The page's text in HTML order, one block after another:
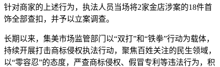
针对商家的上述行为，执法人员当场将2家金店涉案的18件首
饰全部查扣，并予以立案调查。
长期以来，集美市场监管部门以“双打”和“铁拳”行动为载体，
持续开展打击商标侵权执法行动，聚焦百姓关注的民生领域，
以“零容忍”的态度，严查商标侵权、假冒专利等违法行为，积